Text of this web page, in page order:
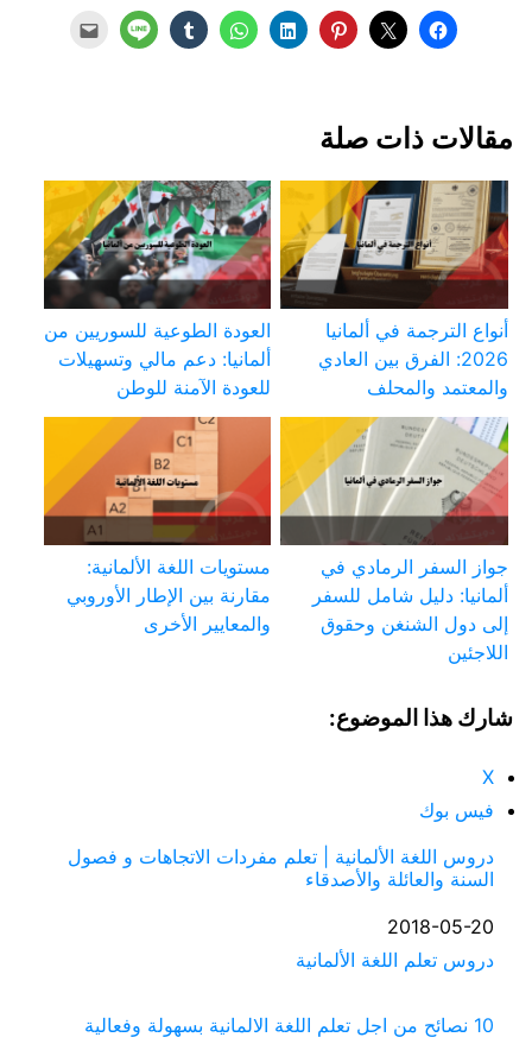
مقالات ذات صلة
أنواع الترجمة في ألمانيا
2026: الفرق بين العادي
والمعتمد والمحلف
العودة الطوعية للسوريين من
ألمانيا: دعم مالي وتسهيلات
للعودة الآمنة للوطن
جواز السفر الرمادي في
ألمانيا: دليل شامل للسفر
إلى دول الشنغن وحقوق
اللاجئين
مستويات اللغة الألمانية:
مقارنة بين الإطار الأوروبي
والمعايير الأخرى
شارك هذا الموضوع:
X
فيس بوك
دروس اللغة الألمانية | تعلم مفردات الاتجاهات و فصول
السنة والعائلة والأصدقاء
التاريخ
2018-05-20
في ما يتعلق بما يأتي
دروس تعلم اللغة الألمانية
10 نصائح من اجل تعلم اللغة الالمانية بسهولة وفعالية